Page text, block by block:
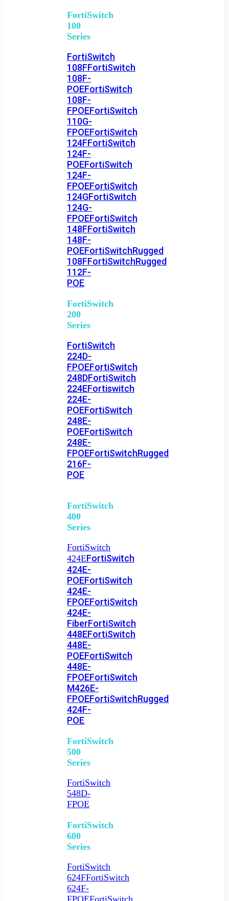
FortiSwitch
100
Series
FortiSwitch
108FFortiSwitch
108F-
POEFortiSwitch
108F-
FPOEFortiSwitch
110G-
FPOEFortiSwitch
124FFortiSwitch
124F-
POEFortiSwitch
124F-
FPOEFortiSwitch
124GFortiSwitch
124G-
FPOEFortiSwitch
148FFortiSwitch
148F-
POEFortiSwitchRugged
108FFortiSwitchRugged
112F-
POE
FortiSwitch
200
Series
FortiSwitch
224D-
FPOEFortiSwitch
248DFortiSwitch
224EFortiswitch
224E-
POEFortiSwitch
248E-
POEFortiSwitch
248E-
FPOEFortiSwitchRugged
216F-
POE
FortiSwitch
400
Series
FortiSwitch
424EFortiSwitch
424E-
POEFortiSwitch
424E-
FPOEFortiSwitch
424E-
FiberFortiSwitch
448EFortiSwitch
448E-
POEFortiSwitch
448E-
FPOEFortiSwitch
M426E-
FPOEFortiSwitchRugged
424F-
POE
FortiSwitch
500
Series
FortiSwitch
548D-
FPOE
FortiSwitch
600
Series
FortiSwitch
624FFortiSwitch
624F-
FPOEFortiSwitch